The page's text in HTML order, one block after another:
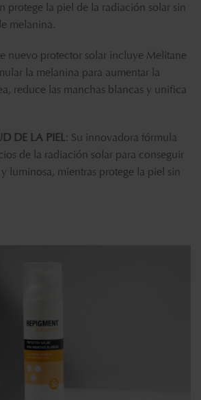
protege la piel de la radiación solar sin
melanina.
nuevo protector solar incluye Melitane
la melanina para aumentar la
reduce las manchas blancas y unifica
DE LA PIEL: Su innovadora fórmula
de la radiación solar para conseguir
luminosa, mientras protege la piel sin